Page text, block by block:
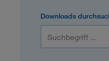
Downloads